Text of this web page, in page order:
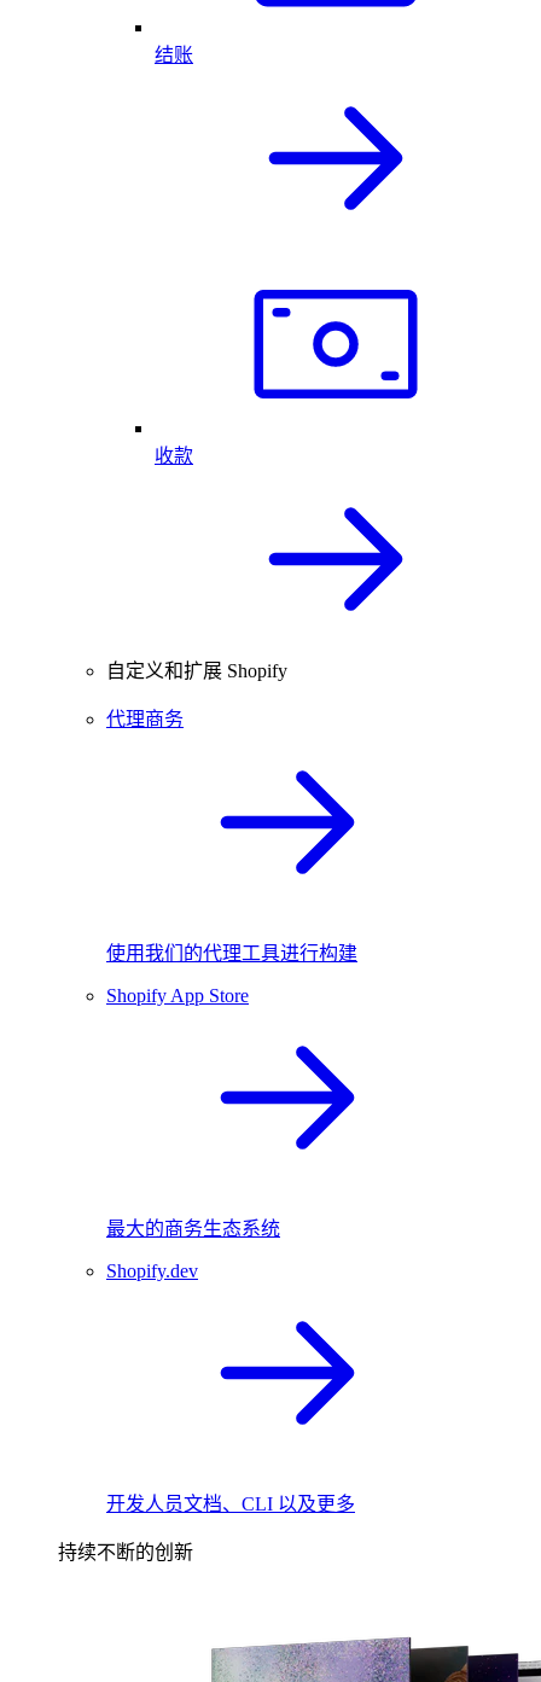
结账
收款
自定义和扩展 Shopify
代理商务
使用我们的代理工具进行构建
Shopify App Store
最大的商务生态系统
Shopify.dev
开发人员文档、CLI 以及更多
持续不断的创新